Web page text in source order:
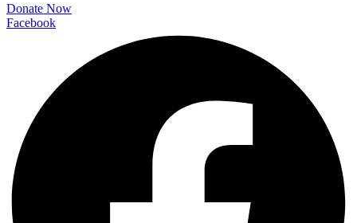
Donate Now
Facebook